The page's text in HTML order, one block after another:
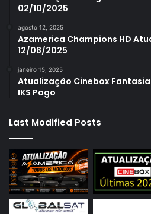
02/10/2025
agosto 12, 2025
Azamerica Champions HD
12/08/2025
janeiro 15, 2025
Atualização Cinebox Fantasia
IKS Pago
Last Modified Posts